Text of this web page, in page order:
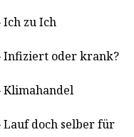
Ich zu Ich
Infiziert oder krank?
Klimahandel
Lauf doch selber für